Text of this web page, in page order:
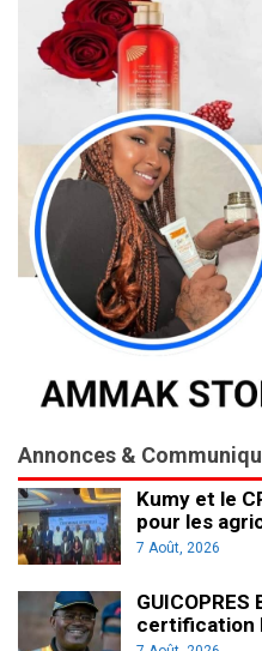
Annonces &
Kumy et le
pour les
7 Août, 2026
certification